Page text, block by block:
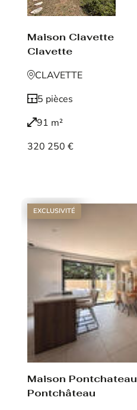
Maison Clavette
Clavette
CLAVETTE
5 pièces
91 m²
320 250 €
EXCLUSIVITÉ
Maison Pontchateau
Pontchâteau